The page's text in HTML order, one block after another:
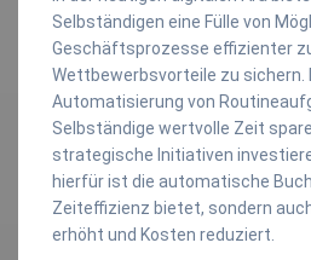
Selbständigen eine Fülle von
Geschäftsprozesse effizienter
Wettbewerbsvorteile zu sichern.
Automatisierung von
Selbständige wertvolle Zeit
strategische Initiativen
hierfür ist die automatische
Zeiteffizienz bietet, sondern
erhöht und Kosten reduziert.